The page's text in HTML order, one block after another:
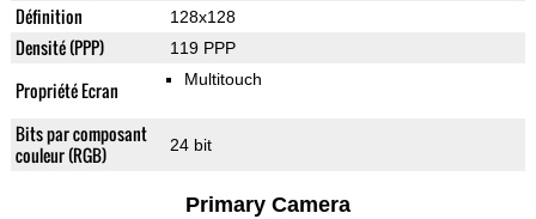
Définition 128x128
Densité (PPP) 119 PPP
Propriété Ecran Multitouch
Bits par composant
couleur (RGB)
24 bit
Primary Camera